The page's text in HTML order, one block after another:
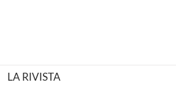
LA RIVISTA